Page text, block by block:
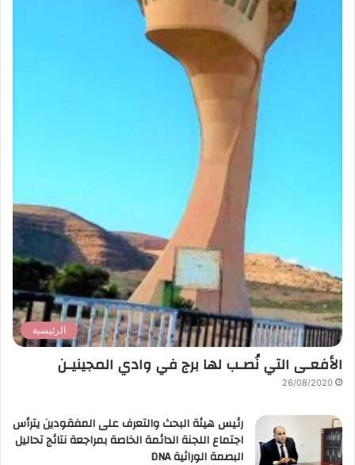
الرئيسية
الأفعـى التي نُصـب لها برج في وادي المجينيـن
26/08/2020
رئيس هيئة البحث والتعرف على المفقودين يترأس
اجتماع اللجنة الدائمة الخاصة بمراجعة نتائج تحاليل
البصمة الوراثية DNA